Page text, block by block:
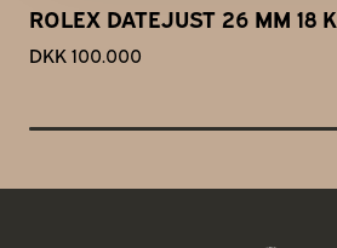
ROLEX DATEJUST 26 MM 18 K
DKK 100.000